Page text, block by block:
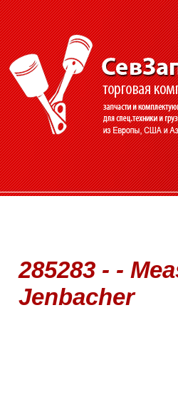
285283 - -
Jenbacher